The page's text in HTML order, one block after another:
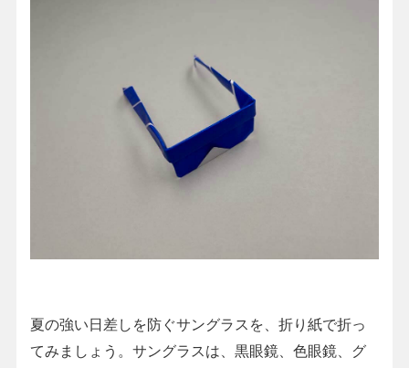
夏の強い日差しを防ぐサングラスを、折り紙で折っ
てみましょう。サングラスは、黒眼鏡、色眼鏡、グ